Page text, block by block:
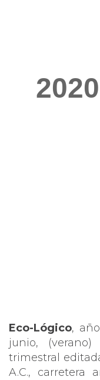
Eco-Lógico,
junio,
trimestral
A.C., carretera